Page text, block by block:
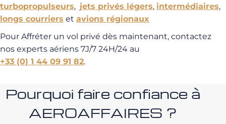
turbopropulseurs, jets privés légers, intermédiaires,
longs courriers et avions régionaux
Pour Affréter un vol privé dès maintenant, contactez
nos experts aériens 7J/7 24H/24 au
+33 (0) 1 44 09 91 82.
Pourquoi faire confiance à
AEROAFFAIRES ?